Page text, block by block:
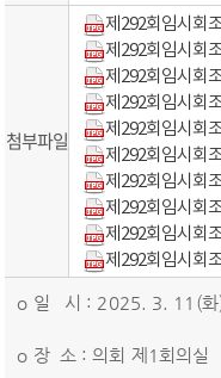
첨부파일
제292회임시회
제292회임시회
제292회임시회
제292회임시회
제292회임시회
제292회임시회
제292회임시회
제292회임시회
제292회임시회
제292회임시회
o 일 시 : 2025. 3. 11(
o 장 소 : 의회 제1회의실